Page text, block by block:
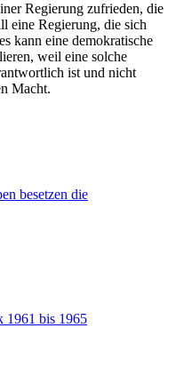
Regierung zufrieden, die
eine Regierung, die sich
kann eine demokratische
weil eine solche
ist und nicht
Macht.
besetzen die
1961 bis 1965